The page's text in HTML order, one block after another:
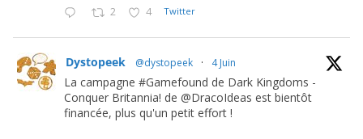
2 4 Twitter
Dystopeek @dystopeek · 4 Juin
La campagne #Gamefound de Dark Kingdoms -
Conquer Britannia! de @DracoIdeas est bientôt
financée, plus qu'un petit effort !